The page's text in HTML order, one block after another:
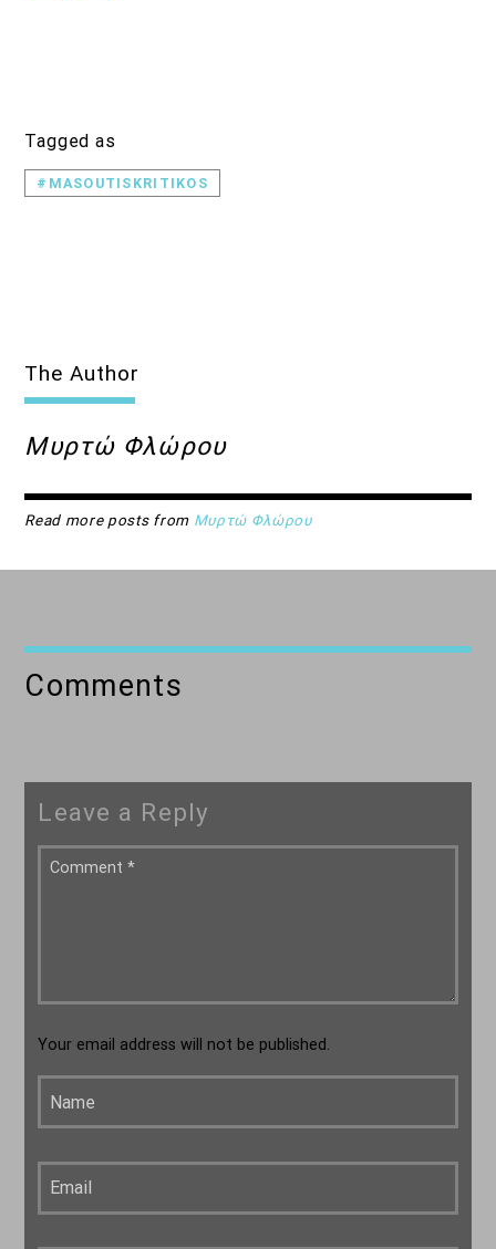
Μέρα Μεσημέρι
12:00
14:00
Tagged as
#MASOUTISKRITIKOS
The Author
Μυρτώ Φλώρου
Read more posts from Μυρτώ Φλώρου
Comments
Leave a Reply
Your email address will not be published.